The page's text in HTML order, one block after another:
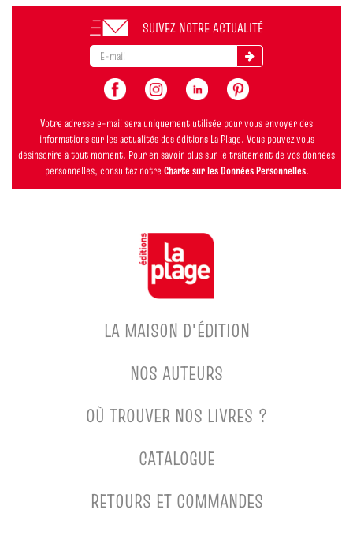
SUIVEZ NOTRE ACTUALITÉ
Votre adresse e-mail sera uniquement utilisée pour vous envoyer des
informations sur les actualités des éditions La Plage. Vous pouvez vous
désinscrire à tout moment. Pour en savoir plus sur le traitement de vos données
personnelles, consultez notre Charte sur les Données Personnelles.
LA MAISON D'ÉDITION
NOS AUTEURS
OÙ TROUVER NOS LIVRES ?
CATALOGUE
RETOURS ET COMMANDES